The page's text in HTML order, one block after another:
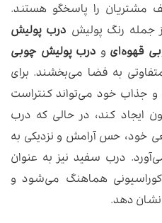
مشتریان را پاسخگو هستند.
جمله رنگ پولیش درب پولیش
قهوه‌ای و درب پولیش چوبی
به فضا می‌بخشند. برای
جذاب خود می‌تواند کنتراست
ایجاد کند، در حالی که درب
خود، حس آرامش و نزدیکی به
درب سفید نیز به عنوان
هماهنگ می‌شود و
نشان دهد.